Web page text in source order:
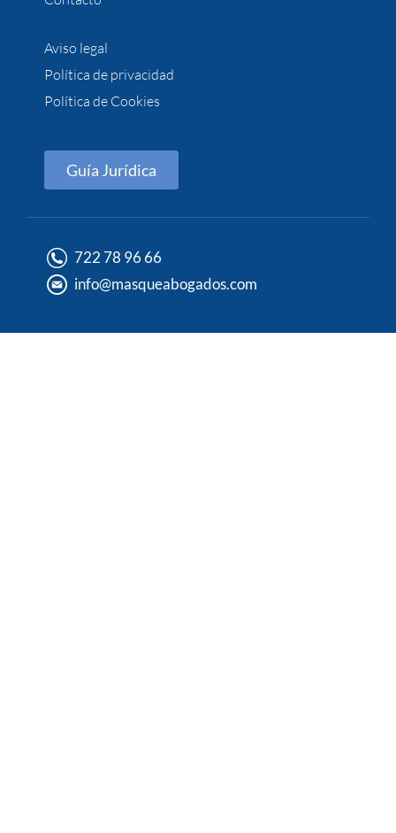
Aviso legal
Política de privacidad
Política de Cookies
Guía Jurídica
722 78 96 66
info@masqueabogados.com